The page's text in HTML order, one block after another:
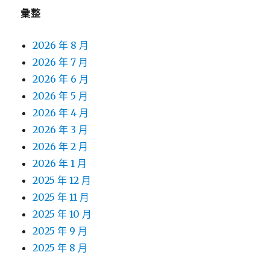
彙整
2026 年 8 月
2026 年 7 月
2026 年 6 月
2026 年 5 月
2026 年 4 月
2026 年 3 月
2026 年 2 月
2026 年 1 月
2025 年 12 月
2025 年 11 月
2025 年 10 月
2025 年 9 月
2025 年 8 月